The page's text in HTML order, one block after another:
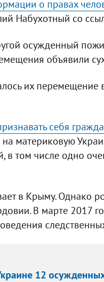
о правах
Набухотный со
осужденный
объявили
их
себя
материковую
в том числе одно
в Крыму. Однако
В марте 2017
12